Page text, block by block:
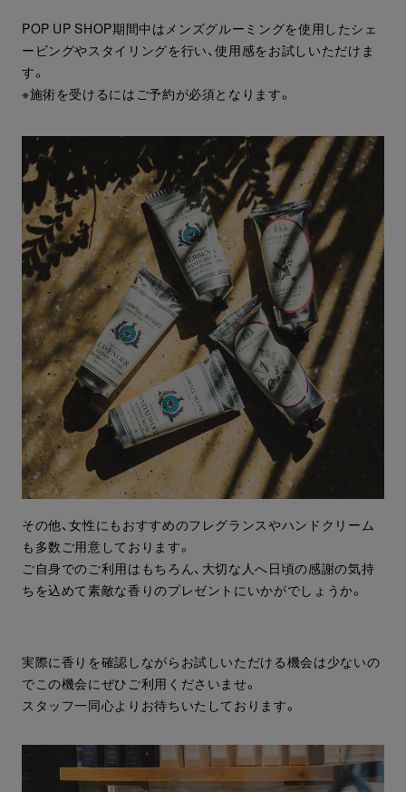
POP UP SHOP期間中はメンズグルーミングを使用したシェ
ービングやスタイリングを行い、使用感をお試しいただけま
す。
※施術を受けるにはご予約が必須となります。
その他、女性にもおすすめのフレグランスやハンドクリーム
も多数ご用意しております。
ご自身でのご利用はもちろん、大切な人へ日頃の感謝の気持
ちを込めて素敵な香りのプレゼントにいかがでしょうか。
実際に香りを確認しながらお試しいただける機会は少ないの
でこの機会にぜひご利用くださいませ。
スタッフ一同心よりお待ちいたしております。